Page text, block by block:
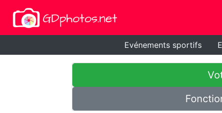
Evénements sportifs